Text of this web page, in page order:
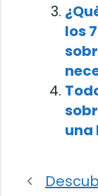
los
una